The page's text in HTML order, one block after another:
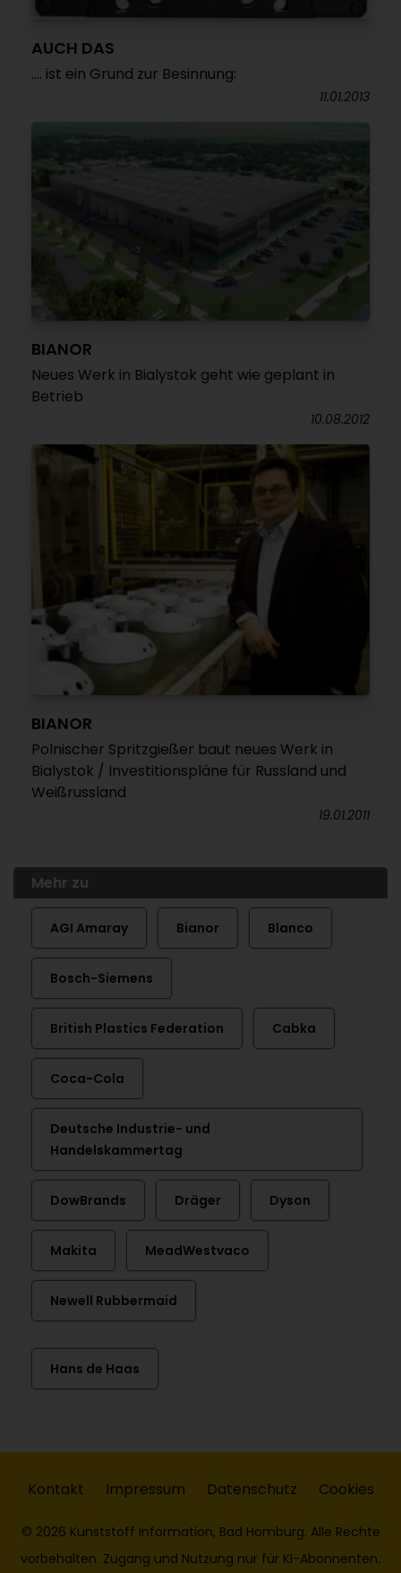
AUCH DAS
.... ist ein Grund zur Besinnung:
11.01.2013
BIANOR
Neues Werk in Bialystok geht wie geplant in
Betrieb
10.08.2012
BIANOR
Polnischer Spritzgießer baut neues Werk in
Bialystok / Investitionspläne für Russland und
Weißrussland
19.01.2011
Mehr zu
AGI Amaray Bianor Blanco
Bosch-Siemens
British Plastics Federation Cabka
Coca-Cola
Deutsche Industrie- und
Handelskammertag
DowBrands Dräger Dyson
Makita MeadWestvaco
Newell Rubbermaid
Hans de Haas
Kontakt Impressum Datenschutz Cookies
© 2026 Kunststoff Information, Bad Homburg. Alle Rechte
vorbehalten. Zugang und Nutzung nur für KI-Abonnenten.